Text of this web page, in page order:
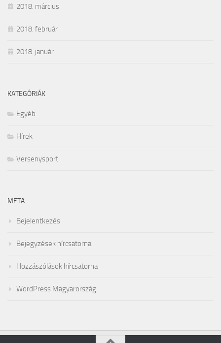
2018. március
2018. február
2018. január
KATEGÓRIÁK
Egyéb
Hírek
Versenysport
META
Bejelentkezés
Bejegyzések hírcsatorna
Hozzászólások hírcsatorna
WordPress Magyarország